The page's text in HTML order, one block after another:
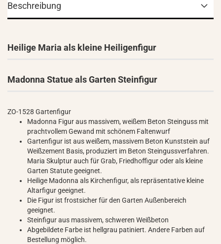
Beschreibung
Heilige Maria als kleine Heiligenfigur
Madonna Statue als Garten Steinfigur
ZO-1528 Gartenfigur
Madonna Figur aus massivem, weißem Beton Steinguss mit
prachtvollem Gewand mit schönem Faltenwurf
Gartenfigur ist aus weißem, massivem Beton Kunststein auf
Weißzement Basis, produziert im Beton Steingussverfahren.
Maria Skulptur auch für Grab, Friedhoffigur oder als kleine
Garten Statute geeignet.
Heilige Madonna als Kirchenfigur, als repräsentative kleine
Altarfigur geeignet.
Die Figur ist frostsicher für den Garten Außenbereich
geeignet.
Steinfigur aus massivem, schweren Weißbeton
Abgebildete Farbe ist hellgrau patiniert. Andere Farben auf
Bestellung möglich.